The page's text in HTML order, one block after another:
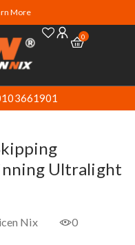
More
0
Ultralight
Nix
0